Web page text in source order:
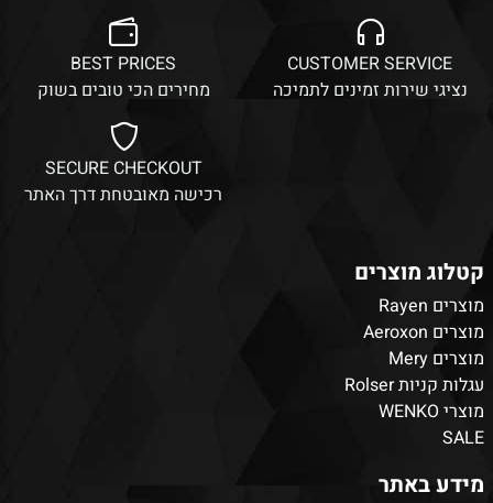
CUSTOMER SERVICE
נציגי שירות זמינים לתמיכה
BEST PRICES
מחירים הכי טובים בשוק
SECURE CHECKOUT
רכישה מאובטחת דרך האתר
קטלוג מוצרים
מוצרים Rayen
מוצרים Aeroxon
מוצרים Mery
עגלות קניות Rolser
מוצרי WENKO
SALE
מידע באתר